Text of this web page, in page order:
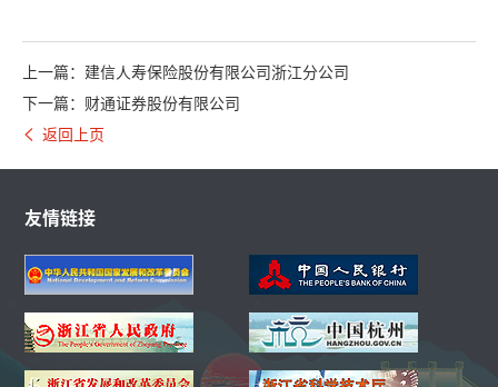
上一篇：建信人寿保险股份有限公司浙江分公司
下一篇：财通证券股份有限公司
返回上页
友情链接